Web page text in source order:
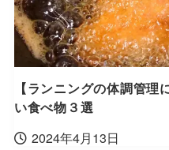
【ランニングの体調管
い食べ物３選
2024年4月13日